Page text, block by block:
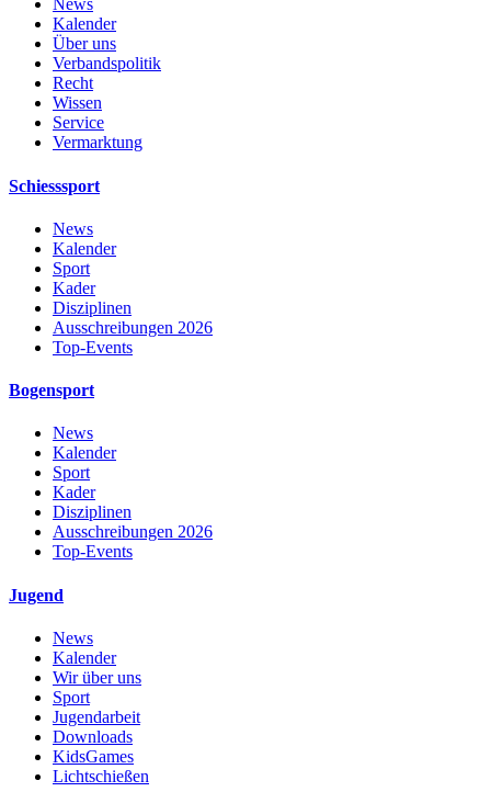
News
Kalender
Über uns
Verbandspolitik
Recht
Wissen
Service
Vermarktung
Schiesssport
News
Kalender
Sport
Kader
Disziplinen
Ausschreibungen 2026
Top-Events
Bogensport
News
Kalender
Sport
Kader
Disziplinen
Ausschreibungen 2026
Top-Events
Jugend
News
Kalender
Wir über uns
Sport
Jugendarbeit
Downloads
KidsGames
Lichtschießen